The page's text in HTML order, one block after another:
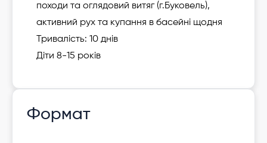
походи та оглядовий витяг (г.Буковель),
активний рух та купання в басейні щодня
Тривалість: 10 днів
Діти 8-15 років
Формат